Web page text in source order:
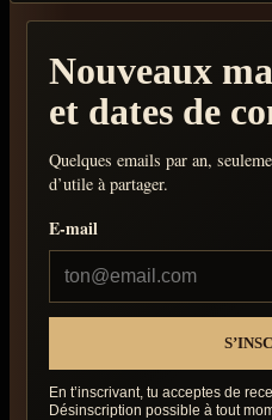
Nouveaux
et dates de
Quelques emails par an,
d’utile à partager.
E-mail
En t’inscrivant, tu acceptes de
Désinscription possible à tout